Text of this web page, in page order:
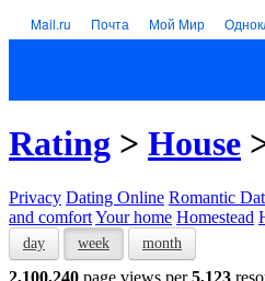
Mail.ru Почта Мой Мир
Rating > House
Privacy Dating Online Romantic
and comfortYour home Homestead
day week month
2,100,240 page views per5,123